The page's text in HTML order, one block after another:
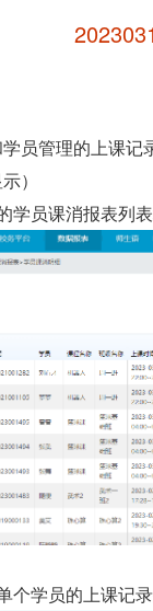
员管理的上课
）
学员课消报表列
个学员的上课记